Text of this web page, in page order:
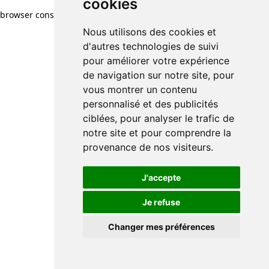
cookies
Nous utilisons des cookies et
d'autres technologies de suivi
pour améliorer votre expérience
de navigation sur notre site, pour
vous montrer un contenu
personnalisé et des publicités
ciblées, pour analyser le trafic de
notre site et pour comprendre la
provenance de nos visiteurs.
J'accepte
Je refuse
Changer mes préférences
browser console for more information)